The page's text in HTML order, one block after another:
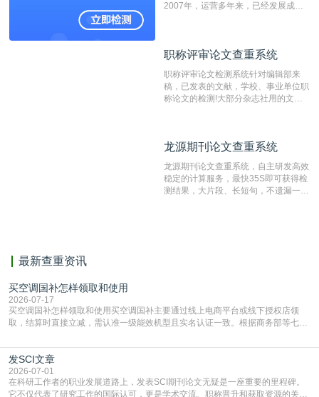
2007年，运营多年来，已经发展成为
检测速度快、精度高，市场反映良好。
职称评审论文查重系统
职称评审论文检测系统针对编辑部来
稿，已发表的文献，学校、事业单位职
称论文的检测!大部分杂志社用的文献
编辑部检测来稿和已发表的文献,检测
测时注意填写第一作者,才能排除已发
表文献复制比。（限制字符数1万）
龙源期刊论文查重系统
龙源期刊论文查重系统，自主研发高效
稳定的计算服务，最快35S即可获得检
测结果，大片段、长短句，不遗漏一处
最新查重资讯
买空调国补怎样领取和使用
2026-07-17
买空调国补怎样领取和使用买空调国补主要通过线上电商平台或线下授权店领
取，结算时直接立减‌，需认准一级能效机型且实名认证一致。根据商务部等七部
能领到补贴首选‌京东APP‌搜索专属口令(如【家电补贴1637】、【国补立省
4949】等，口令会随活动更新，以页面显示为准)进入补贴专场。淘宝/天猫也可
复制粘贴【8$FKFGgJq
发SCI文章
2026-07-01
在科研工作者的职业发展道路上，发表SCI期刊论文无疑是一座重要的里程碑。
它不仅代表了研究工作的国际认可，更是学术交流、职称晋升和获取资源的关键